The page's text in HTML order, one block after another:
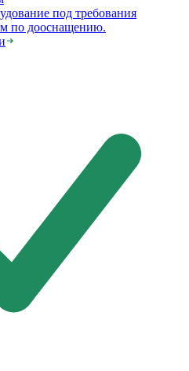
под требования
по дооснащению.